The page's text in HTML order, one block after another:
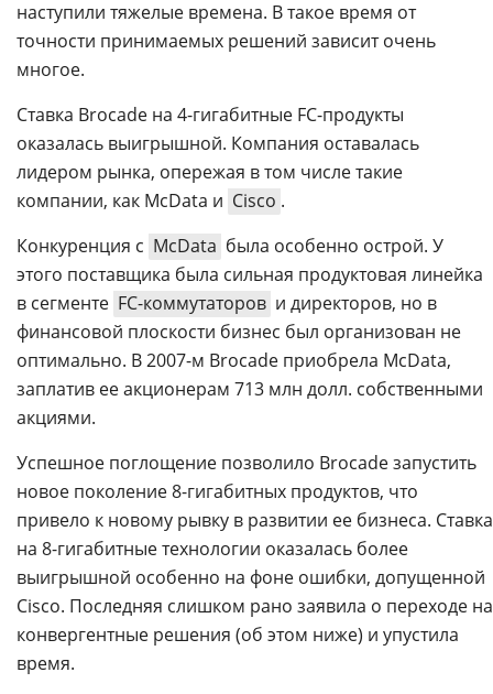
наступили тяжелые времена. В такое время от
точности принимаемых решений зависит очень
многое.
Ставка Brocade на 4-гигабитные FC-продукты
оказалась выигрышной. Компания оставалась
лидером рынка, опережая в том числе такие
компании, как McData и Cisco .
Конкуренция с McData была особенно острой. У
этого поставщика была сильная продуктовая линейка
в сегменте FC-коммутаторов и директоров, но в
финансовой плоскости бизнес был организован не
оптимально. В 2007-м Brocade приобрела McData,
заплатив ее акционерам 713 млн долл. собственными
акциями.
Успешное поглощение позволило Brocade запустить
новое поколение 8-гигабитных продуктов, что
привело к новому рывку в развитии ее бизнеса. Ставка
на 8-гигабитные технологии оказалась более
выигрышной особенно на фоне ошибки, допущенной
Cisco. Последняя слишком рано заявила о переходе на
конвергентные решения (об этом ниже) и упустила
время.